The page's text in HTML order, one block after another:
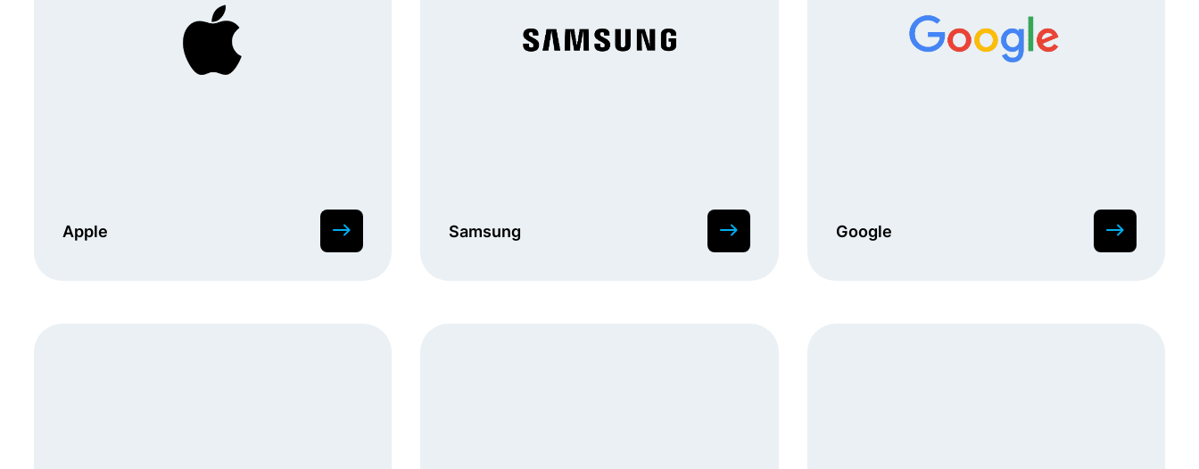
Apple Samsung Google